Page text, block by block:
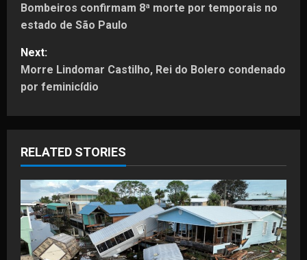
o
s
t
n
a
v
i
g
a
Bombeiros confirmam 8ª morte por temporais no
estado de São Paulo
Next:
Morre Lindomar Castilho, Rei do Bolero condenado
por feminicídio
RELATED STORIES